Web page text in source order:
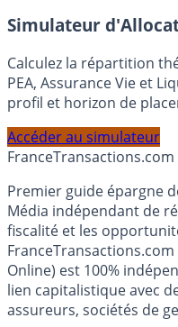
En savoir plus
Simulateur
Calculez la répartition
profil et horizon de
FranceTransactions.com
Premier guide épargne
Média indépendant de
fiscalité et les
Online) est 100%